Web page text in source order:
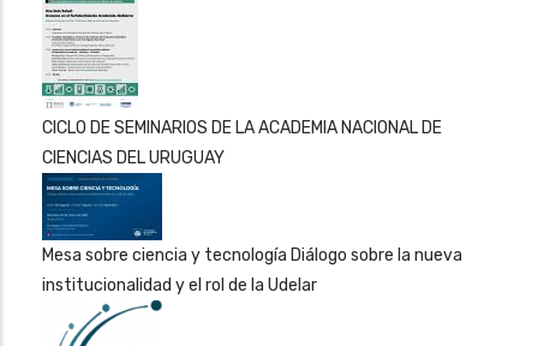
CICLO DE SEMINARIOS DE LA ACADEMIA NACIONAL DE
CIENCIAS DEL URUGUAY
Mesa sobre ciencia y tecnología Diálogo sobre la nueva
institucionalidad y el rol de la Udelar